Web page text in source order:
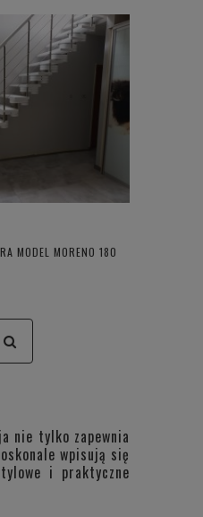
MODEL MORENO 180
nie tylko zapewnia
wpisują się
i praktyczne